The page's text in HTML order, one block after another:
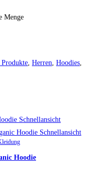
Menge
, Herren, Hoodies,
Schnellansicht
Schnellansicht
Hoodie